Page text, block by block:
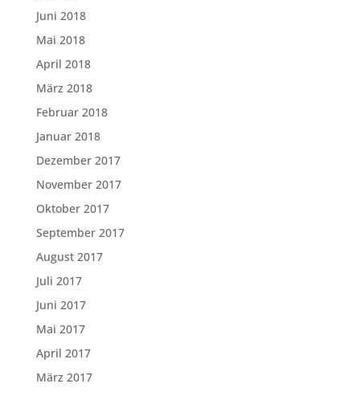
Juni 2018
Mai 2018
April 2018
März 2018
Februar 2018
Januar 2018
Dezember 2017
November 2017
Oktober 2017
September 2017
August 2017
Juli 2017
Juni 2017
Mai 2017
April 2017
März 2017